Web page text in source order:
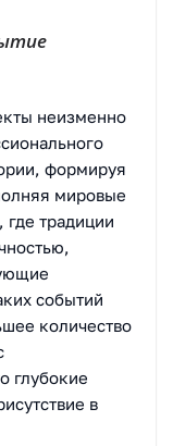
неизменно
формируя
мировые
традиции
событий
количество
глубокие
в